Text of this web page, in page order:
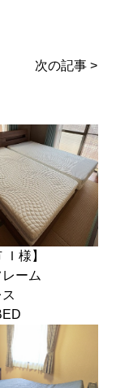
次の記事 >
Ｉ様】
ーム